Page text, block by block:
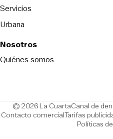
Servicios
Urbana
Nosotros
Quiénes somos
© 2026 La CuartaCanal de
Contacto comercialOpens in new
Tarifas
Políticas